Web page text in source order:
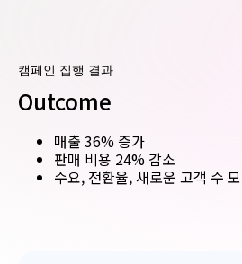
캠페인 집행 결과
Outcome
매출 36% 증가
판매 비용 24% 감소
수요, 전환율, 새로운 고객 수